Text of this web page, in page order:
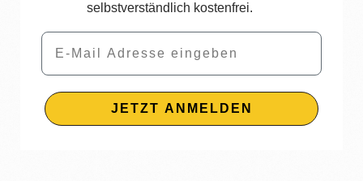
selbstverständlich kostenfrei.
Email
JETZT ANMELDEN